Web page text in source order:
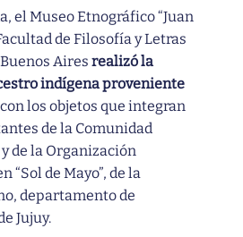
el Museo Etnográfico “Juan
de Filosofía y Letras
Aires realizó la
indígena proveniente
los objetos que integran
de la Comunidad
de la Organización
“Sol de Mayo”, de la
departamento de
Jujuy.